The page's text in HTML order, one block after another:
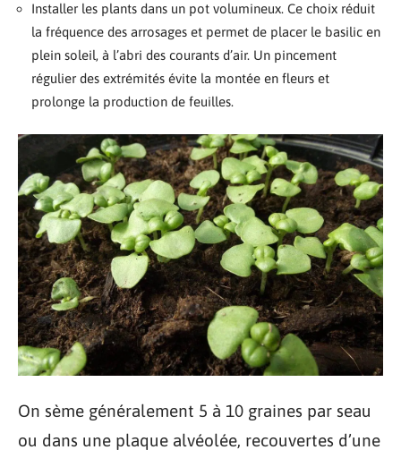
Installer les plants dans un pot volumineux. Ce choix réduit
la fréquence des arrosages et permet de placer le basilic en
plein soleil, à l’abri des courants d’air. Un pincement
régulier des extrémités évite la montée en fleurs et
prolonge la production de feuilles.
On sème généralement 5 à 10 graines par seau
ou dans une plaque alvéolée, recouvertes d’une